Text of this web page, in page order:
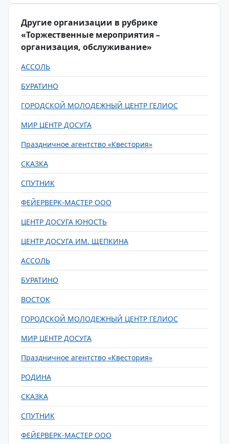
Другие организации в рубрике
«Торжественные мероприятия –
организация, обслуживание»
АССОЛЬ
БУРАТИНО
ГОРОДСКОЙ МОЛОДЕЖНЫЙ ЦЕНТР ГЕЛИОС
МИР ЦЕНТР ДОСУГА
Праздничное агентство «Квестория»
СКАЗКА
СПУТНИК
ФЕЙЕРВЕРК-МАСТЕР ООО
ЦЕНТР ДОСУГА ЮНОСТЬ
ЦЕНТР ДОСУГА ИМ. ЩЕПКИНА
АССОЛЬ
БУРАТИНО
ВОСТОК
ГОРОДСКОЙ МОЛОДЕЖНЫЙ ЦЕНТР ГЕЛИОС
МИР ЦЕНТР ДОСУГА
Праздничное агентство «Квестория»
РОДИНА
СКАЗКА
СПУТНИК
ФЕЙЕРВЕРК-МАСТЕР ООО